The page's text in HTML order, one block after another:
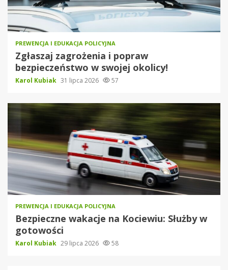
PREWENCJA I EDUKACJA POLICYJNA
Zgłaszaj zagrożenia i popraw
bezpieczeństwo w swojej okolicy!
Karol Kubiak 31 lipca 2026 57
PREWENCJA I EDUKACJA POLICYJNA
Bezpieczne wakacje na Kociewiu: Służby w
gotowości
Karol Kubiak 29 lipca 2026 58